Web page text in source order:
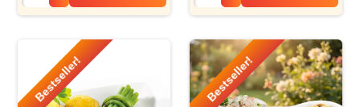
Bestseller! Bestseller!